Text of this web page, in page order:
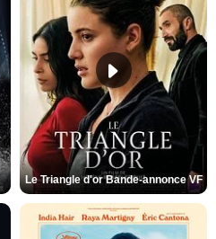
Le Triangle d'or Bande-annonce VF